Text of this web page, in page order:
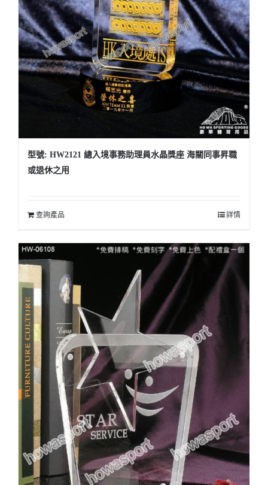
型號: HW2121 總入境事務助理員水晶獎座 海關同事昇職
或退休之用
查詢產品 詳情